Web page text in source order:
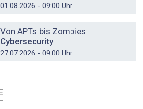
01.08.2026 - 09:00 Uhr
Von APTs bis Zombies
Cybersecurity
27.07.2026 - 09:00 Uhr